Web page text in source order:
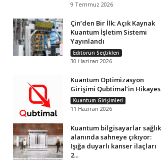
9 Temmuz 2026
Çin’den Bir İlk: Açık Kaynak
Kuantum İşletim Sistemi
Yayınlandı
Editörün Seçtikleri
30 Haziran 2026
Kuantum Optimizasyon
Girişimi Qubtimal’in
Kuantum Girişimleri
11 Haziran 2026
Kuantum bilgisayarlar sağlık
alanında sahneye çıkıyor:
Işığa duyarlı kanser ilaçları
2...